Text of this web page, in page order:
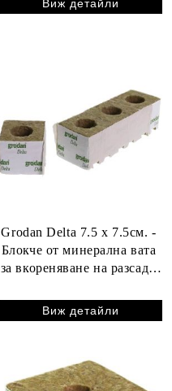
Виж детайли
Grodan Delta 7.5 x 7.5см. -
Блокче от минерална вата
за вкореняване на разсад -
Виж детайли